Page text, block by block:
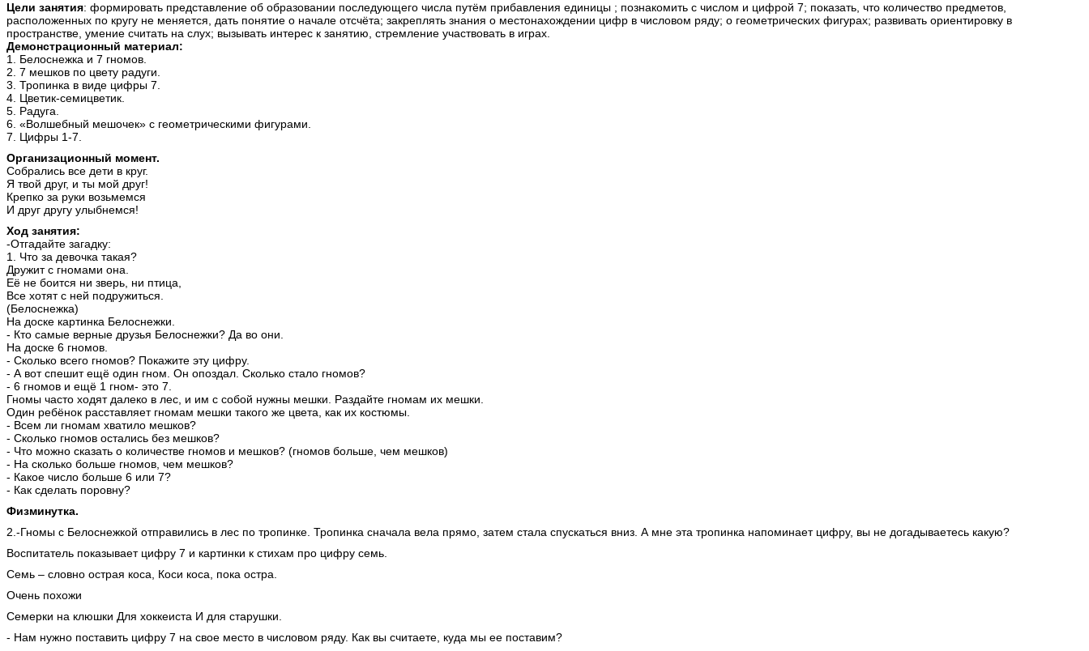
Цели занятия: формировать представление об образовании последующего числа путём прибавления единицы ; познакомить с числом и цифрой 7; показать, что количество предметов,
расположенных по кругу не меняется, дать понятие о начале отсчёта; закреплять знания о местонахождении цифр в числовом ряду; о геометрических фигурах; развивать ориентировку в
пространстве, умение считать на слух; вызывать интерес к занятию, стремление участвовать в играх.
Демонстрационный материал:
1. Белоснежка и 7 гномов.
2. 7 мешков по цвету радуги.
3. Тропинка в виде цифры 7.
4. Цветик-семицветик.
5. Радуга.
6. «Волшебный мешочек» с геометрическими фигурами.
7. Цифры 1-7.
Организационный момент.
Собрались все дети в круг.
Я твой друг, и ты мой друг!
Крепко за руки возьмемся
И друг другу улыбнемся!
Ход занятия:
-Отгадайте загадку:
1. Что за девочка такая?
Дружит с гномами она.
Её не боится ни зверь, ни птица,
Все хотят с ней подружиться.
(Белоснежка)
На доске картинка Белоснежки.
- Кто самые верные друзья Белоснежки? Да во они.
На доске 6 гномов.
- Сколько всего гномов? Покажите эту цифру.
- А вот спешит ещё один гном. Он опоздал. Сколько стало гномов?
- 6 гномов и ещё 1 гном- это 7.
Гномы часто ходят далеко в лес, и им с собой нужны мешки. Раздайте гномам их мешки.
Один ребёнок расставляет гномам мешки такого же цвета, как их костюмы.
- Всем ли гномам хватило мешков?
- Сколько гномов остались без мешков?
- Что можно сказать о количестве гномов и мешков? (гномов больше, чем мешков)
- На сколько больше гномов, чем мешков?
- Какое число больше 6 или 7?
- Как сделать поровну?
Физминутка.
2.-Гномы с Белоснежкой отправились в лес по тропинке. Тропинка сначала вела прямо, затем стала спускаться вниз. А мне эта тропинка напоминает цифру, вы не догадываетесь какую?
Воспитатель показывает цифру 7 и картинки к стихам про цифру семь.
Семь – словно острая коса, Коси коса, пока остра.
Очень похожи
Семерки на клюшки Для хоккеиста И для старушки.
- Нам нужно поставить цифру 7 на свое место в числовом ряду. Как вы считаете, куда мы ее поставим?